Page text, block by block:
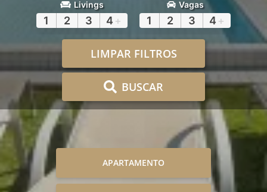
Livings
1 2 3 4 +
Vagas
1 2 3 4 +
LIMPAR FILTROS
BUSCAR
APARTAMENTO